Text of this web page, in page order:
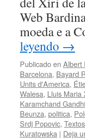
Web
moeda e a
leyendo →
Publicado en Albert
Barcelona, Bayard
Units d'America,
Walesa, Lluis Maria
Karamchand Gandhi
Beunza, politica,
Srdj Popovic,
Kuratowska | Deja